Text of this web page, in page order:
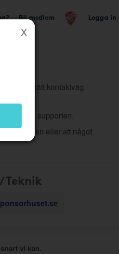
Bli medlem Logga in
väljer rätt kontaktväg.
till supporten.
hemsidan eller att något
Teknik
vi kan.